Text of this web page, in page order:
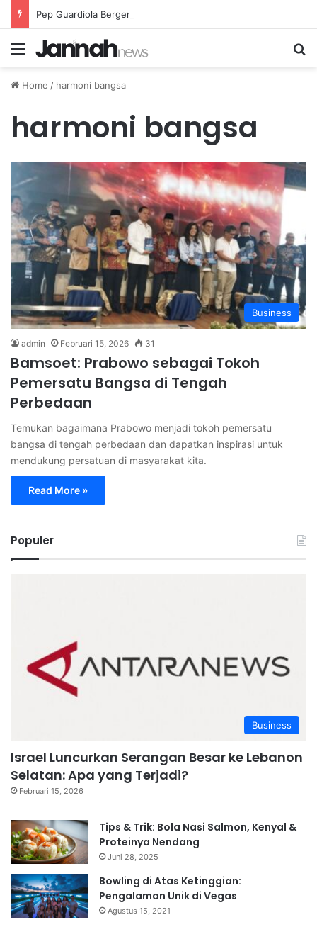
Menu
Home / harmoni bangsa
harmoni bangsa
Business
admin Februari 15, 2026 31
Bamsoet: Prabowo sebagai Tokoh
Pemersatu Bangsa di Tengah
Perbedaan
Temukan bagaimana Prabowo menjadi tokoh pemersatu
bangsa di tengah perbedaan dan dapatkan inspirasi untuk
mendukung persatuan di masyarakat kita.
Read More »
Populer
Business
Israel Luncurkan Serangan Besar ke Lebanon
Selatan: Apa yang Terjadi?
Februari 15, 2026
Tips & Trik: Bola Nasi Salmon, Kenyal &
Proteinya Nendang
Juni 28, 2025
Bowling di Atas Ketinggian:
Pengalaman Unik di Vegas
Agustus 15, 2021